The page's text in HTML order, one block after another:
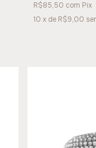
R$85,50 com Pix
10 x de R$9,00